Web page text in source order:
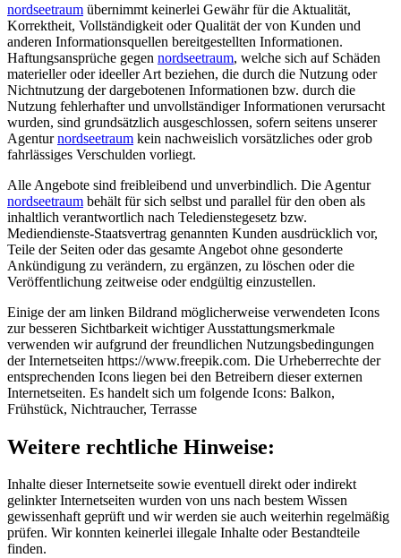
nordseetraum übernimmt keinerlei Gewähr für die Aktualität,
Korrektheit, Vollständigkeit oder Qualität der von Kunden und
anderen Informationsquellen bereitgestellten Informationen.
Haftungsansprüche gegen nordseetraum, welche sich auf Schäden
materieller oder ideeller Art beziehen, die durch die Nutzung oder
Nichtnutzung der dargebotenen Informationen bzw. durch die
Nutzung fehlerhafter und unvollständiger Informationen verursacht
wurden, sind grundsätzlich ausgeschlossen, sofern seitens unserer
Agenturnordseetraum kein nachweislich vorsätzliches oder grob
fahrlässiges Verschulden vorliegt.
Alle Angebote sind freibleibend und unverbindlich. Die Agentur
nordseetraum behält für sich selbst und parallel für den oben als
inhaltlich verantwortlich nach Teledienstegesetz bzw.
Mediendienste-Staatsvertrag genannten Kunden ausdrücklich vor,
Teile der Seiten oder das gesamte Angebot ohne gesonderte
Ankündigung zu verändern, zu ergänzen, zu löschen oder die
Veröffentlichung zeitweise oder endgültig einzustellen.
Einige der am linken Bildrand möglicherweise verwendeten Icons
zur besseren Sichtbarkeit wichtiger Ausstattungsmerkmale
verwenden wir aufgrund der freundlichen Nutzungsbedingungen
der Internetseiten https://www.freepik.com. Die Urheberrechte der
entsprechenden Icons liegen bei den Betreibern dieser externen
Internetseiten. Es handelt sich um folgende Icons: Balkon,
Frühstück, Nichtraucher, Terrasse
Weitere rechtliche Hinweise:
Inhalte dieser Internetseite sowie eventuell direkt oder indirekt
gelinkter Internetseiten wurden von uns nach bestem Wissen
gewissenhaft geprüft und wir werden sie auch weiterhin regelmäßig
prüfen. Wir konnten keinerlei illegale Inhalte oder Bestandteile
finden.